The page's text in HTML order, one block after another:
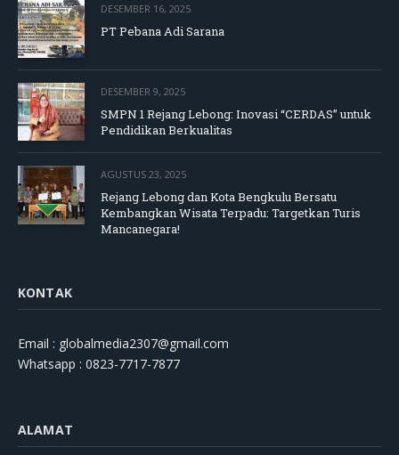
DESEMBER 16, 2025
PT Pebana Adi Sarana
DESEMBER 9, 2025
SMPN 1 Rejang Lebong: Inovasi “CERDAS” untuk
Pendidikan Berkualitas
AGUSTUS 23, 2025
Rejang Lebong dan Kota Bengkulu Bersatu
Kembangkan Wisata Terpadu: Targetkan Turis
Mancanegara!
KONTAK
Email : globalmedia2307@gmail.com
Whatsapp : 0823-7717-7877
ALAMAT